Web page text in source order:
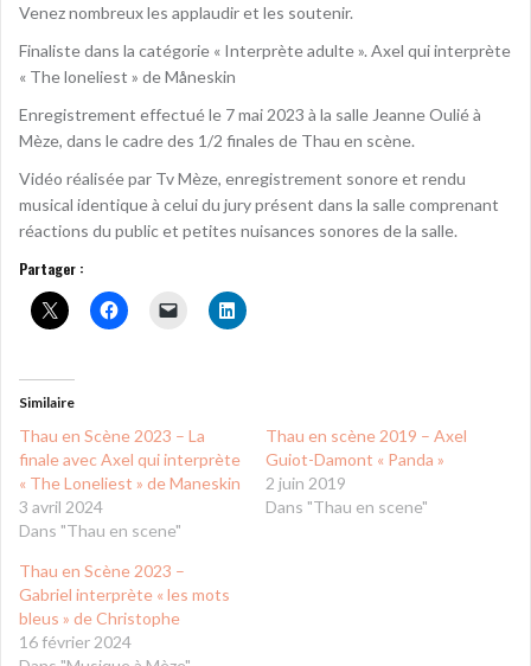
Venez nombreux les applaudir et les soutenir.
Finaliste dans la catégorie « Interprète adulte ». Axel qui interprète
« The loneliest » de Måneskin
Enregistrement effectué le 7 mai 2023 à la salle Jeanne Oulié à
Mèze, dans le cadre des 1/2 finales de Thau en scène.
Vidéo réalisée par Tv Mèze, enregistrement sonore et rendu
musical identique à celui du jury présent dans la salle comprenant
réactions du public et petites nuisances sonores de la salle.
Partager :
Similaire
Thau en Scène 2023 – La
finale avec Axel qui interprète
« The Loneliest » de Maneskin
3 avril 2024
Dans "Thau en scene"
Thau en scène 2019 – Axel
Guiot-Damont « Panda »
2 juin 2019
Dans "Thau en scene"
Thau en Scène 2023 –
Gabriel interprète « les mots
bleus » de Christophe
16 février 2024